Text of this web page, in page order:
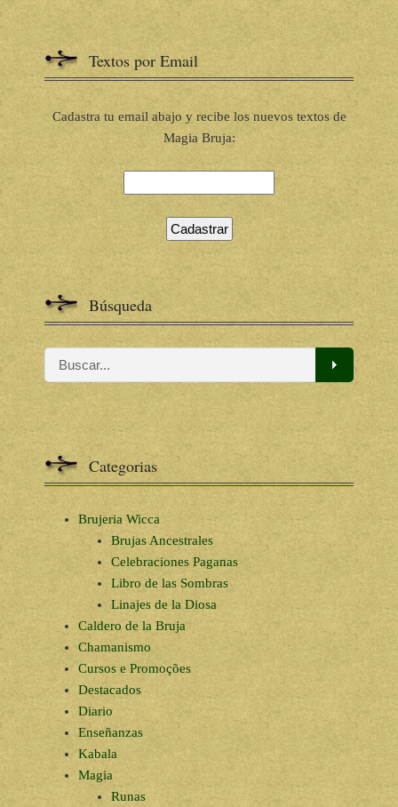
Textos por Email
Cadastra tu email abajo y recibe los nuevos textos de
Magia Bruja:
Búsqueda
Categorias
Brujeria Wicca
Brujas Ancestrales
Celebraciones Paganas
Libro de las Sombras
Linajes de la Diosa
Caldero de la Bruja
Chamanismo
Cursos e Promoções
Destacados
Diario
Enseñanzas
Kabala
Magia
Runas